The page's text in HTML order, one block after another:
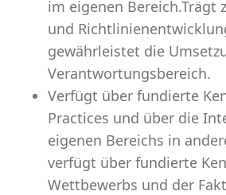
im eigenen Bereich.Trägt
und
gewährleistet die
Verantwortungsbereich.
Verfügt über fundierte
Practices und über die
eigenen Bereichs in
verfügt über fundierte
Wettbewerbs und der